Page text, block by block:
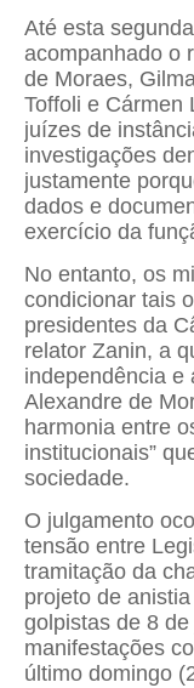
Até esta
acompanhado o
de Moraes,
Toffoli e Cármen
juízes de
investigações
justamente
dados e
exercício da
No entanto, os
condicionar tais
presidentes da
relator Zanin, a
independência e
Alexandre de
harmonia entre
institucionais”
sociedade.
O julgamento
tensão entre
tramitação da
projeto de
golpistas de 8
manifestações
último domingo